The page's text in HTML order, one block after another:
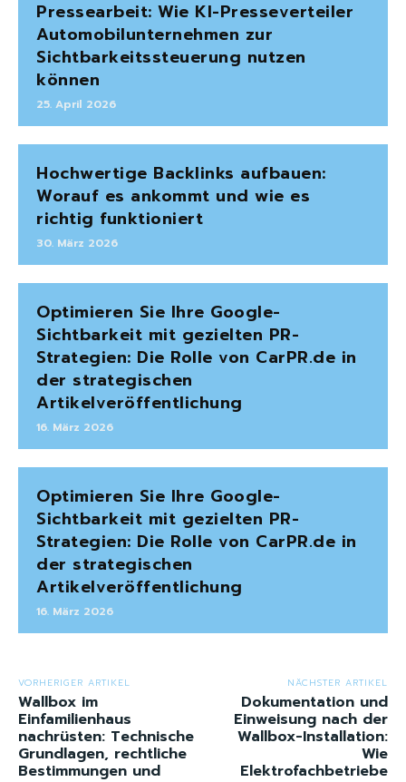
Pressearbeit: Wie KI-Presseverteiler
Automobilunternehmen zur
Sichtbarkeitssteuerung nutzen
können
25. April 2026
Hochwertige Backlinks aufbauen:
Worauf es ankommt und wie es
richtig funktioniert
30. März 2026
Optimieren Sie Ihre Google-
Sichtbarkeit mit gezielten PR-
Strategien: Die Rolle von CarPR.de in
der strategischen
Artikelveröffentlichung
16. März 2026
Optimieren Sie Ihre Google-
Sichtbarkeit mit gezielten PR-
Strategien: Die Rolle von CarPR.de in
der strategischen
Artikelveröffentlichung
16. März 2026
VORHERIGER ARTIKEL
Wallbox im
Einfamilienhaus
nachrüsten: Technische
Grundlagen, rechtliche
Bestimmungen und
NÄCHSTER ARTIKEL
Dokumentation und
Einweisung nach der
Wallbox-Installation:
Wie
Elektrofachbetriebe